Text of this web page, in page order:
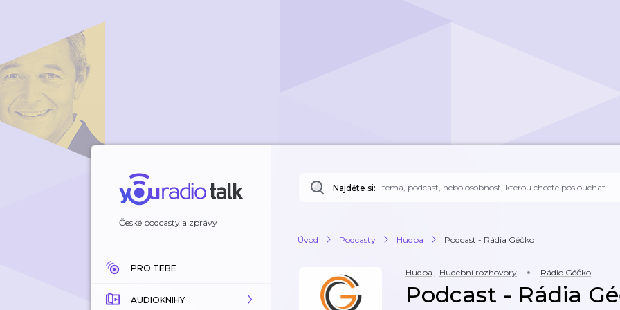
České podcasty a zprávy
PRO TEBE
AUDIOKNIHY
Najděte si:
Úvod Podcasty Hudba Podcast - Rádia Géčko
Hudba , Hudební rozhovory Rádio Géčko
Podcast - Rádia